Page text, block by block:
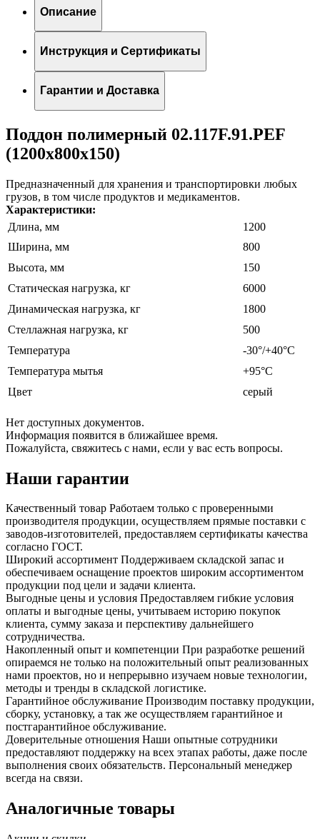
Описание
Инструкция и Сертификаты
Гарантии и Доставка
Поддон полимерный 02.117F.91.PEF
(1200х800х150)
Предназначенный для хранения и транспортировки любых
грузов, в том числе продуктов и медикаментов.
Характеристики:
Длина, мм
1200
Ширина, мм
800
Высота, мм
150
Статическая нагрузка, кг
6000
Динамическая нагрузка, кг
1800
Стеллажная нагрузка, кг
500
Температура
-30°/+40°С
Температура мытья
+95°С
Цвет
серый
Нет доступных документов.
Информация появится в ближайшее время.
Пожалуйста, свяжитесь с нами, если у вас есть вопросы.
Наши гарантии
Качественный товар Работаем только с проверенными
производителя продукции, осуществляем прямые поставки с
заводов-изготовителей, предоставляем сертификаты качества
согласно ГОСТ.
Широкий ассортимент Поддерживаем складской запас и
обеспечиваем оснащение проектов широким ассортиментом
продукции под цели и задачи клиента.
Выгодные цены и условия Предоставляем гибкие условия
оплаты и выгодные цены, учитываем историю покупок
клиента, сумму заказа и перспективу дальнейшего
сотрудничества.
Накопленный опыт и компетенции При разработке решений
опираемся не только на положительный опыт реализованных
нами проектов, но и непрерывно изучаем новые технологии,
методы и тренды в складской логистике.
Гарантийное обслуживание Производим поставку продукции,
сборку, установку, а так же осуществляем гарантийное и
постгарантийное обслуживание.
Доверительные отношения Наши опытные сотрудники
предоставляют поддержку на всех этапах работы, даже после
выполнения своих обязательств. Персональный менеджер
всегда на связи.
Аналогичные товары